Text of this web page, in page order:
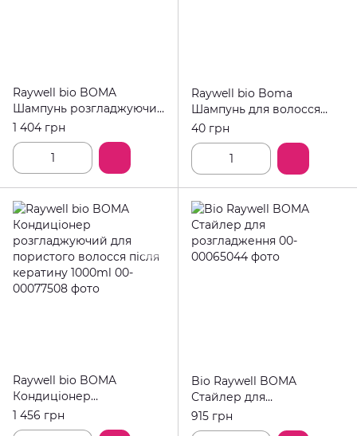
Raywell bio BOMA
Шампунь розгладжуючий
для пористого волосся
1000ml
1 404 грн
Raywell bio Boma
Шампунь для волосся
+кондиціонер 20мл.
40 грн
Raywell bio BOMA
Кондиціонер
розгладжуючий для
пористого волосся після
1 456 грн
Bio Raywell BOMA
Стайлер для
розгладження
915 грн